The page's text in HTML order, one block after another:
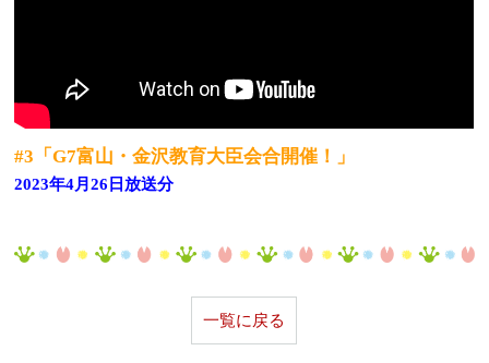
#3「G7富山・金沢教育大臣会合開催！」
2023年4月26日放送分
一覧に戻る